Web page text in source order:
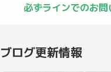
必ずラインでのお問
ブログ更新情報